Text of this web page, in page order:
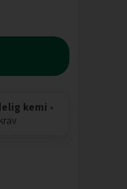
kemi •